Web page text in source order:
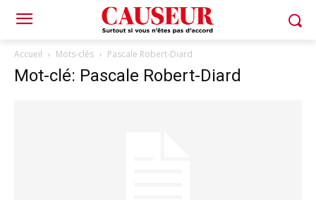
Accueil Mots-clés Pascale Robert-Diard
Mot-clé: Pascale Robert-Diard